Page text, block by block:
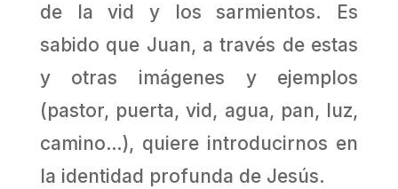
de la vid y los sarmientos. Es
sabido que Juan, a través de estas
y otras imágenes y ejemplos
(pastor, puerta, vid, agua, pan, luz,
camino…), quiere introducirnos en
la identidad profunda de Jesús.